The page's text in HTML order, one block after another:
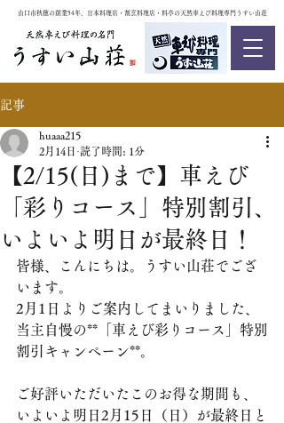
山口市秋穂の創業54年、日本料理店・割烹料理店・料亭の天然車えび料理専門うすい山荘
記事
【2/15(日)まで】車えび
「彩りコース」特別割引、
いよいよ明日が最終日！
huaaa215
2月14日 読了時間: 1分
皆様、こんにちは。うすい山荘でござ
います。
​2月1日よりご案内してまいりました、
当主自慢の**「車えび彩りコース」特別
割引キャンペーン**。
ご好評いただいたこのお得な期間も、
いよいよ明日2月15日（日）が最終日と